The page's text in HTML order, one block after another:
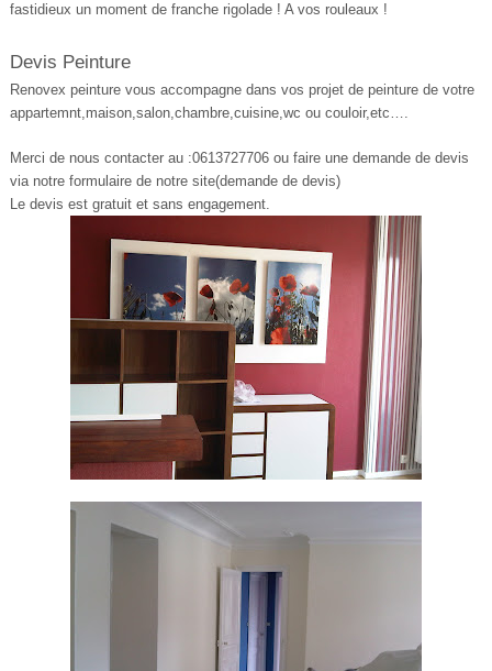
fastidieux un moment de franche rigolade ! A vos rouleaux !
Devis Peinture
Renovex peinture vous accompagne dans vos projet de peinture de votre
appartemnt,maison,salon,chambre,cuisine,wc ou couloir,etc….
Merci de nous contacter au :0613727706 ou faire une demande de devis
via notre formulaire de notre site(demande de devis)
Le devis est gratuit et sans engagement.